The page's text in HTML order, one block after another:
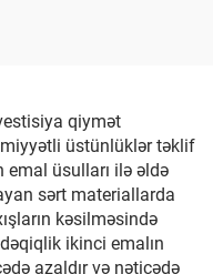
qiymət
üstünlüklər təklif
emal üsulları ilə əldə
sərt materiallarda
kəsilməsində
ikinci emalın
azaldır və nəticədə